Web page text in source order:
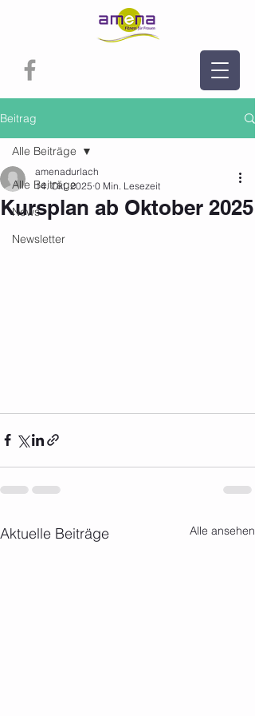
Beitrag
Alle Beiträge
News
Newsletter
Alle Beiträge
Kursplan ab Oktober 2025
amenadurlach
14. Okt. 2025 0 Min. Lesezeit
Aktuelle Beiträge Alle ansehen